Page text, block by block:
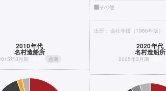
その他
出所： 会社年鑑（1986年版）
2010年代
名村造船所
年3月期 通期
2020年代
名村造船所
2025年3月期